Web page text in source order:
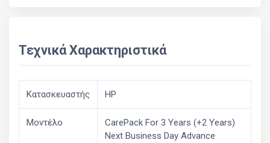
Τεχνικά Χαρακτηριστικά
Κατασκευαστής HP
Μοντέλο
CarePack For 3 Years (+2 Years)
Next Business Day Advance